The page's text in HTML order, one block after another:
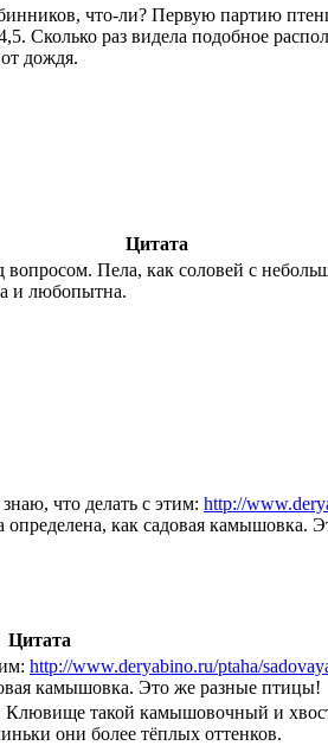
что-ли? Первую партию
Сколько раз видела подобное
дождя.
Цитата
Пела, как соловей с
и любопытна.
что делать с этим: http://
определена, как садовая камышовка.
Цитата
http://www.deryabino.ru/ptaha/
камышовка. Это же разные птицы!
такой камышовочный и
они более тёплых оттенков.